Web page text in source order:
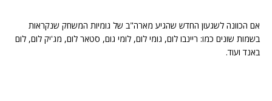
אם הכוונה לשגעון החדש שהגיע מארה"ב של גומיות המשחק שנקראות
בשמות שונים כמו: ריינבו לום, גומי לום, לומי גום, סטאר לום, מג'יק לום, לום
באנד ועוד.